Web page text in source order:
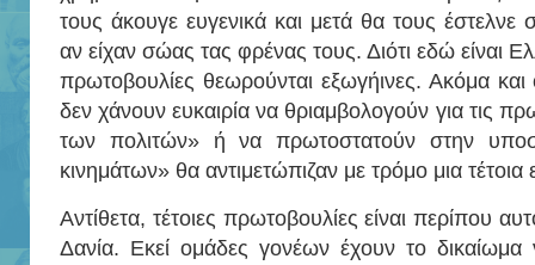
τους άκουγε ευγενικά και μετά θα τους έστελνε
αν είχαν σώας τας φρένας τους. Διότι εδώ είναι
πρωτοβουλίες θεωρούνται εξωγήινες. Ακόμα και
δεν χάνουν ευκαιρία να θριαμβολογούν για τις
των πολιτών» ή να πρωτοστατούν στην
κινημάτων» θα αντιμετώπιζαν με τρόμο μια τέτοια
Αντίθετα, τέτοιες πρωτοβουλίες είναι περίπου
Δανία. Εκεί ομάδες γονέων έχουν το